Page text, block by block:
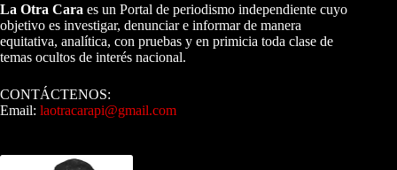
La Otra Cara es un Portal de periodismo independiente cuyo
objetivo es investigar, denunciar e informar de manera
equitativa, analítica, con pruebas y en primicia toda clase de
temas ocultos de interés nacional.
CONTÁCTENOS:
Email: laotracarapi@gmail.com